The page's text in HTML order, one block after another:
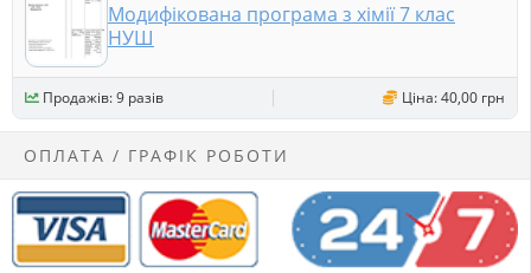
Модифікована програма з хімії 7 клас
НУШ
Продажів: 9 разів Ціна: 40,00 грн
ОПЛАТА / ГРАФІК РОБОТИ